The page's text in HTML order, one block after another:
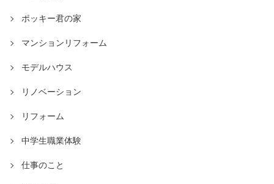
ポッキー君の家
マンションリフォーム
モデルハウス
リノベーション
リフォーム
中学生職業体験
仕事のこと